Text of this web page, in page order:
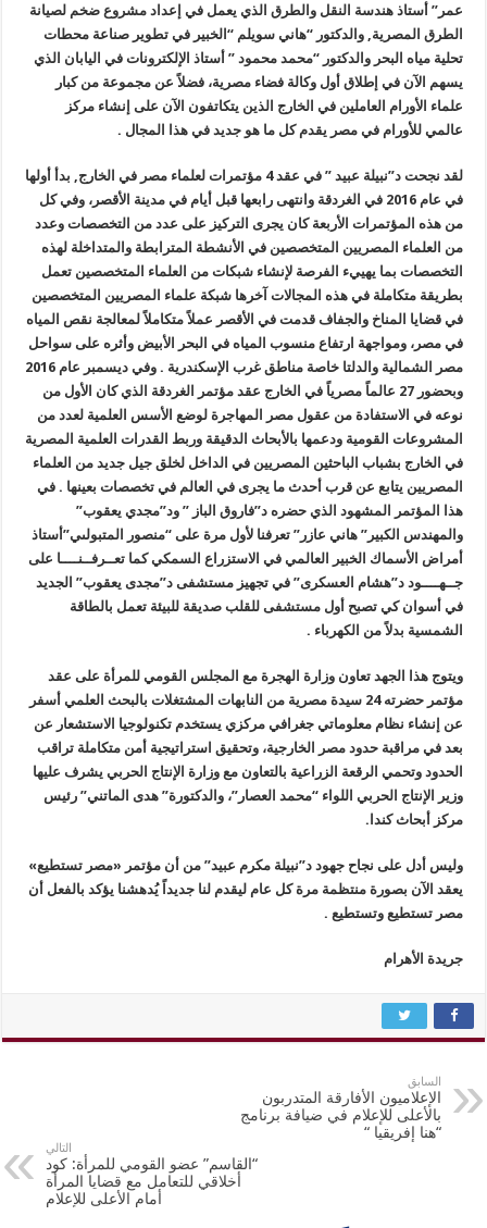
عمر” أستاذ هندسة النقل والطرق الذي يعمل في إعداد مشروع ضخم لصيانة
الطرق المصرية, والدكتور “هاني سويلم “الخبير في تطوير صناعة محطات
تحلية مياه البحر والدكتور “محمد محمود ” أستاذ الإلكترونات في اليابان الذي
يسهم الآن في إطلاق أول وكالة فضاء مصرية، فضلاً عن مجموعة من كبار
علماء الأورام العاملين في الخارج الذين يتكاتفون الآن على إنشاء مركز
عالمي للأورام في مصر يقدم كل ما هو جديد في هذا المجال .
لقد نجحت د”نبيلة عبيد ” في عقد 4 مؤتمرات لعلماء مصر في الخارج, بدأ أولها
في عام 2016 في الغردقة وانتهى رابعها قبل أيام في مدينة الأقصر، وفي كل
من هذه المؤتمرات الأربعة كان يجرى التركيز على عدد من التخصصات وعدد
من العلماء المصريين المتخصصين في الأنشطة المترابطة والمتداخلة لهذه
التخصصات بما يهييء الفرصة لإنشاء شبكات من العلماء المتخصصين تعمل
بطريقة متكاملة في هذه المجالات آخرها شبكة علماء المصريين المتخصصين
في قضايا المناخ والجفاف قدمت في الأقصر عملاً متكاملاً لمعالجة نقص المياه
في مصر، ومواجهة ارتفاع منسوب المياه في البحر الأبيض وأثره على سواحل
مصر الشمالية والدلتا خاصة مناطق غرب الإسكندرية . وفي ديسمبر عام 2016
وبحضور 27 عالماً مصرياً في الخارج عقد مؤتمر الغردقة الذي كان الأول من
نوعه في الاستفادة من عقول مصر المهاجرة لوضع الأسس العلمية لعدد من
المشروعات القومية ودعمها بالأبحاث الدقيقة وربط القدرات العلمية المصرية
في الخارج بشباب الباحثين المصريين في الداخل لخلق جيل جديد من العلماء
المصريين يتابع عن قرب أحدث ما يجرى في العالم في تخصصات بعينها . في
هذا المؤتمر المشهود الذي حضره د”فاروق الباز ” ود”مجدي يعقوب”
والمهندس الكبير” هاني عازر” تعرفنا لأول مرة على “منصور المتبولىي”أستاذ
أمراض الأسماك الخبير العالمي في الاستزراع السمكي كما تعــرفــنــــا على
جــهــــود د”هشام العسكرى” في تجهيز مستشفى د”مجدى يعقوب” الجديد
في أسوان كي تصبح أول مستشفى للقلب صديقة للبيئة تعمل بالطاقة
الشمسية بدلاً من الكهرباء .
ويتوج هذا الجهد تعاون وزارة الهجرة مع المجلس القومي للمرأة على عقد
مؤتمر حضرته 24 سيدة مصرية من النابهات المشتغلات بالبحث العلمي أسفر
عن إنشاء نظام معلوماتي جغرافي مركزي يستخدم تكنولوجيا الاستشعار عن
بعد في مراقبة حدود مصر الخارجية، وتحقيق استراتيجية أمن متكاملة تراقب
الحدود وتحمي الرقعة الزراعية بالتعاون مع وزارة الإنتاج الحربي يشرف عليها
وزير الإنتاج الحربي اللواء “محمد العصار”، والدكتورة” هدى الماتني” رئيس
مركز أبحاث كندا.
وليس أدل على نجاح جهود د”نبيلة مكرم عبيد” من أن مؤتمر «مصر تستطيع»
يعقد الآن بصورة منتظمة مرة كل عام ليقدم لنا جديداً يُدهشنا يؤكد بالفعل أن
مصر تستطيع وتستطيع .
جريدة الأهرام
السابق
الإعلاميون الأفارقة المتدربون
بالأعلى للإعلام في ضيافة برنامج
“هنا إفريقيا “
التالي
“القاسم” عضو القومي للمرأة: كود
أخلاقي للتعامل مع قضايا المرأة
أمام الأعلى للإعلام